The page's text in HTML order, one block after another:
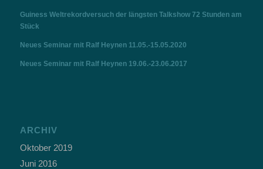
Guiness Weltrekordversuch der längsten Talkshow 72 Stunden am
Stück
Neues Seminar mit Ralf Heynen 11.05.-15.05.2020
Neues Seminar mit Ralf Heynen 19.06.-23.06.2017
ARCHIV
Oktober 2019
Juni 2016